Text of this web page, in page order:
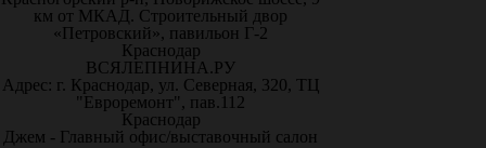
км от МКАД. Строительный двор
«Петровский», павильон Г-2
Краснодар
ВСЯЛЕПНИНА.РУ
Адрес: г. Краснодар, ул. Северная, 320, ТЦ
"Евроремонт", пав.112
Краснодар
Джем - Главный офис/выставочный салон